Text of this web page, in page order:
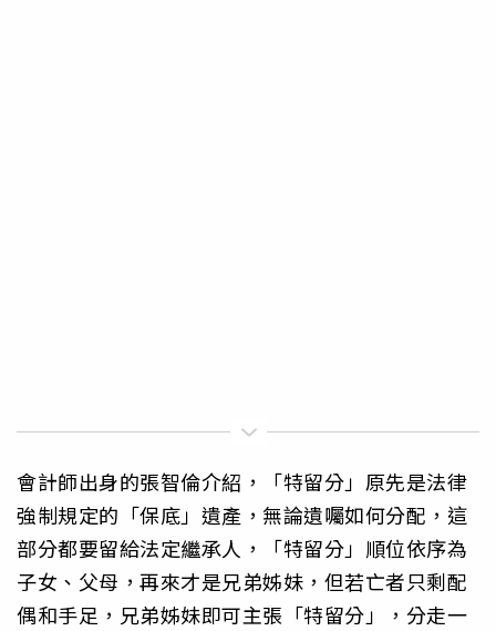
會計師出身的張智倫介紹，「特留分」原先是法律
強制規定的「保底」遺產，無論遺囑如何分配，這
部分都要留給法定繼承人，「特留分」順位依序為
子女、父母，再來才是兄弟姊妹，但若亡者只剩配
偶和手足，兄弟姊妹即可主張「特留分」，分走一